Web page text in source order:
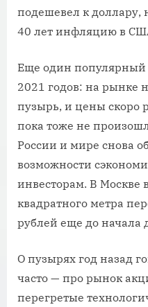
подешевел к доллару,
40 лет инфляцию в
Еще один
2021 годов: на рынке
пузырь, и цены скоро
пока тоже не
России и мире снова
возможности
инвесторам. В Москве
квадратного метра
рублей еще до начала
О пузырях год назад
часто — про рынок
перегретые